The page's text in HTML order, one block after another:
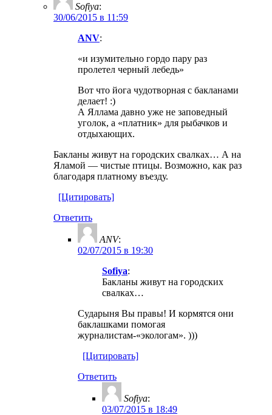
Sofiya:
30/06/2015 в 11:59
ANV:
«и изумительно гордо пару раз
пролетел черный лебедь»
Вот что йога чудотворная с бакланами
делает! :)
А Яллама давно уже не заповедный
уголок, а «платник» для рыбачков и
отдыхающих.
Бакланы живут на городских свалках… А на
Яламой — чистые птицы. Возможно, как раз
благодаря платному въезду.
[Цитировать]
Ответить
ANV:
02/07/2015 в 19:30
Sofiya:
Бакланы живут на городских
свалках…
Сударыня Вы правы! И кормятся они
баклашками помогая
журналистам-«экологам». )))
[Цитировать]
Ответить
Sofiya:
03/07/2015 в 18:49